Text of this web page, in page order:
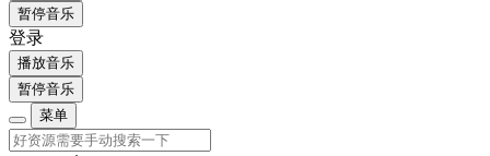
暂停音乐
登录
播放音乐
暂停音乐
菜单